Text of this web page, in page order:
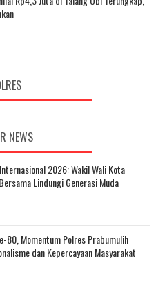
NEWS
2026: Wakil Wali Kota
Lindungi Generasi Muda
80, Momentum Polres Prabumulih
dan Kepercayaan Masyarakat